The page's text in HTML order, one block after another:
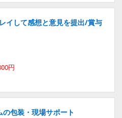
イして感想と意見を提出/賞与
円
の包装・現場サポート